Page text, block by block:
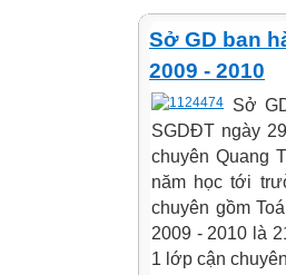
Sở GD ban
2009 - 2010
Sở
SGDĐT ngày
chuyên Quang
năm học tới
chuyên gồm
2009 - 2010 là
1 lớp cận